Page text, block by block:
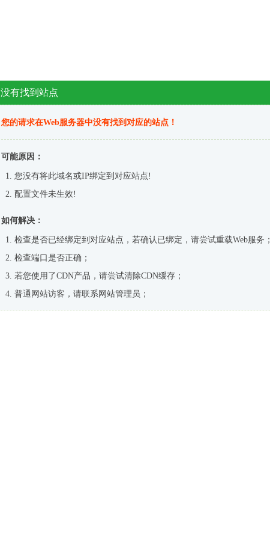
没有找到站点
您的请求在Web服务器中没有找到对应的站点！
可能原因：
您没有将此域名或IP绑定到对应站点!
配置文件未生效!
如何解决：
检查是否已经绑定到对应站点，若确认已绑定，请尝试重载Web服务；
检查端口是否正确；
若您使用了CDN产品，请尝试清除CDN缓存；
普通网站访客，请联系网站管理员；